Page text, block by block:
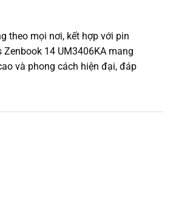
theo mọi nơi, kết hợp với pin
14 UM3406KA mang
và phong cách hiện đại, đáp